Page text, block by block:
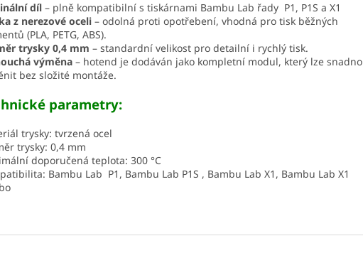
díl – plně kompatibilní s tiskárnami Bambu Lab řady P1, P1S a X1
z nerezové oceli – odolná proti opotřebení, vhodná pro tisk běžných
(PLA, PETG, ABS).
trysky 0,4 mm – standardní velikost pro detailní i rychlý tisk.
výměna – hotend je dodáván jako kompletní modul, který lze snadno
bez složité montáže.
parametry:
trysky: tvrzená ocel
trysky: 0,4 mm
doporučená teplota: 300 °C
Bambu Lab P1, Bambu Lab P1S , Bambu Lab X1, Bambu Lab X1